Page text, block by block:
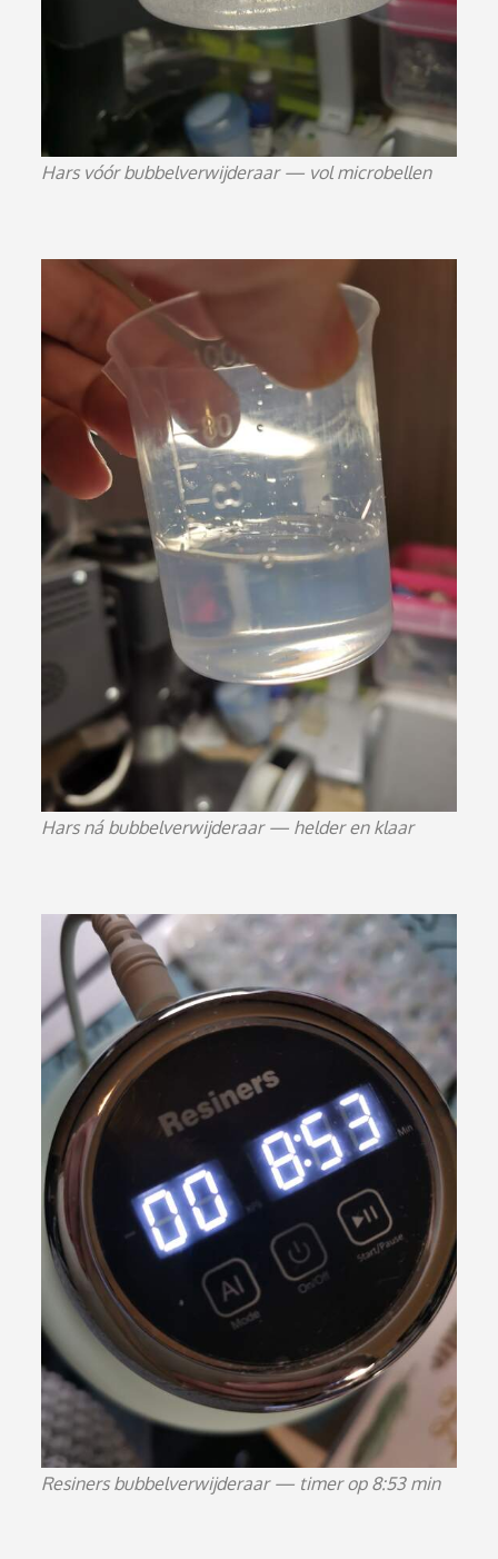
Hars vóór bubbelverwijderaar — vol microbellen
Hars ná bubbelverwijderaar — helder en klaar
Resiners bubbelverwijderaar — timer op 8:53 min